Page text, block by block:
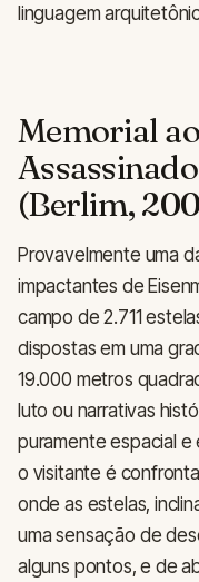
linguagem
Memorial
(Berlim,
Provavelmente uma
impactantes de
campo de 2.711
dispostas em uma
19.000 metros
luto ou narrativas
puramente espacial e
o visitante é
onde as estelas,
uma sensação de
alguns pontos, e de